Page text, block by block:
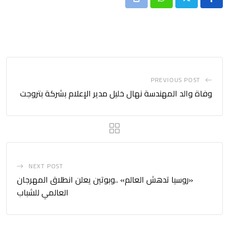
Whatsapp
Print
PREVIOUS POST
وفاة والد المهندسة نهال خليل مدير الإعلام بشركة بتروجت
NEXT POST
«روسيا تدهش العالم» ..وبوتين يعلن انطلاق المهرجان
العالمي للشباب